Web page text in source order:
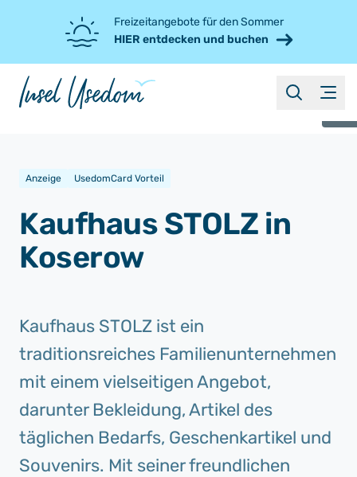
Freizeitangebote für den Sommer
HIER entdecken und buchen
Menü
suchen
Kaufhaus STOLZ in
Koserow
Anzeige UsedomCard Vorteil
Kaufhaus STOLZ ist ein
traditionsreiches Familienunternehmen
mit einem vielseitigen Angebot,
darunter Bekleidung, Artikel des
täglichen Bedarfs, Geschenkartikel und
Souvenirs. Mit seiner freundlichen